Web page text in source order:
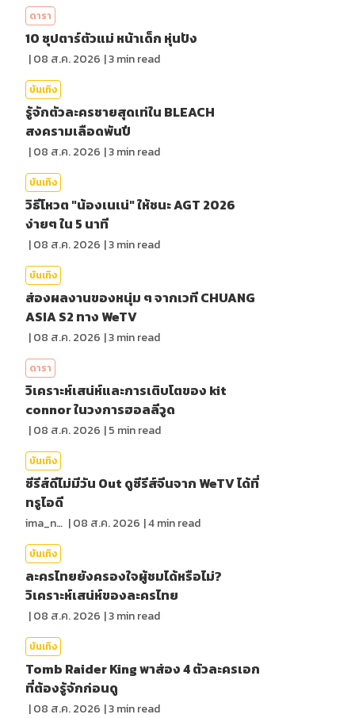
ดารา
10 ซุปตาร์ตัวแม่ หน้าเด็ก หุ่นปัง
|08 ส.ค. 2026 |3min read
บันเทิง
รู้จักตัวละครชายสุดเท่ใน BLEACH
สงครามเลือดพันปี
|08 ส.ค. 2026 |3min read
บันเทิง
วิธีโหวต "น้องเนเน่" ให้ชนะ AGT 2026
ง่ายๆ ใน 5 นาที
|08 ส.ค. 2026 |3min read
บันเทิง
ส่องผลงานของหนุ่ม ๆ จากเวที CHUANG
ASIA S2 ทาง WeTV
|08 ส.ค. 2026 |3min read
ดารา
วิเคราะห์เสน่ห์และการเติบโตของ kit
connor ในวงการฮอลลีวูด
|08 ส.ค. 2026 |5 min read
บันเทิง
ซีรีส์ดีไม่มีวัน Out ดูซีรีส์จีนจาก WeTV ได้ที่
ทรูไอดี
ima_nan |08 ส.ค. 2026 |4min read
บันเทิง
ละครไทยยังครองใจผู้ชมได้หรือไม่?
วิเคราะห์เสน่ห์ของละครไทย
|08 ส.ค. 2026 |3min read
บันเทิง
Tomb Raider King พาส่อง 4 ตัวละครเอก
ที่ต้องรู้จักก่อนดู
|08 ส.ค. 2026 |3min read